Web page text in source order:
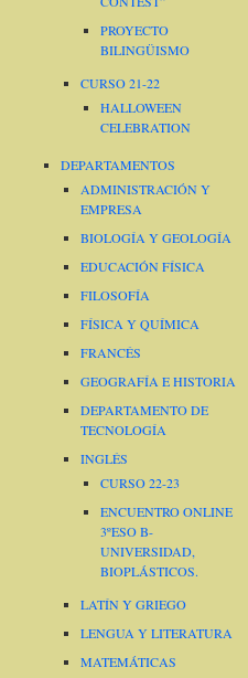
PROYECTO
BILINGÜISMO
CURSO 21-22
HALLOWEEN
CELEBRATION
DEPARTAMENTOS
ADMINISTRACIÓN Y
EMPRESA
BIOLOGÍA Y GEOLOGÍA
EDUCACIÓN FÍSICA
FILOSOFÍA
FÍSICA Y QUÍMICA
FRANCÉS
GEOGRAFÍA E HISTORIA
DEPARTAMENTO DE
TECNOLOGÍA
INGLÉS
CURSO 22-23
ENCUENTRO ONLINE
3ºESO B-
UNIVERSIDAD,
BIOPLÁSTICOS.
LATÍN Y GRIEGO
LENGUA Y LITERATURA
MATEMÁTICAS